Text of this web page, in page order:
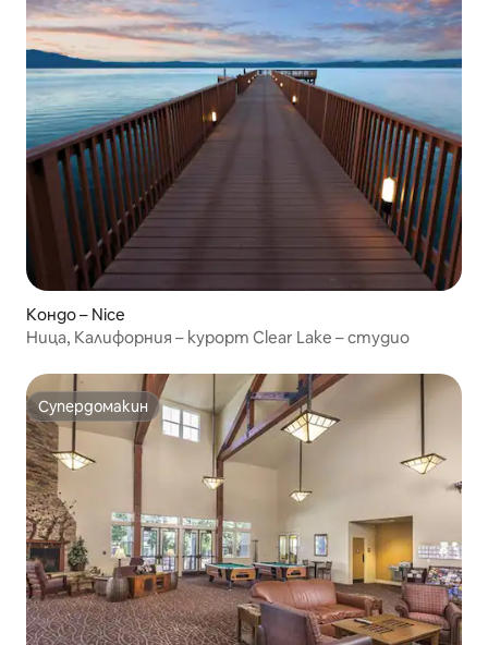
Кондо – Nice
Ница, Калифорния – курорт Clear Lake – студио
Супердомакин
Супердомакин